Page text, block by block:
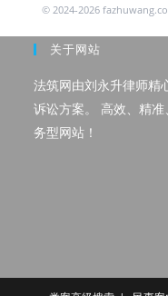
© 2024-2026
关于网站
法筑网由刘永升律师精
诉讼方案。 高效、精
务型网站！